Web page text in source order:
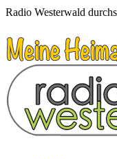
Radio Westerwald